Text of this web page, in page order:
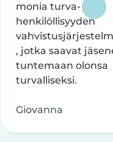
monia turva- ja
henkilöllisyyden
, jotka saavat
tuntemaan olonsa
turvalliseksi.
Giovanna